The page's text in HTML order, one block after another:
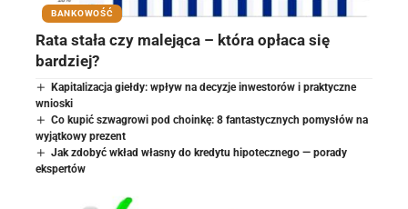
BANKOWOŚĆ
Rata stała czy malejąca – która opłaca się
bardziej?
Kapitalizacja giełdy: wpływ na decyzje inwestorów i praktyczne
wnioski
Co kupić szwagrowi pod choinkę: 8 fantastycznych pomysłów na
wyjątkowy prezent
Jak zdobyć wkład własny do kredytu hipotecznego — porady
ekspertów